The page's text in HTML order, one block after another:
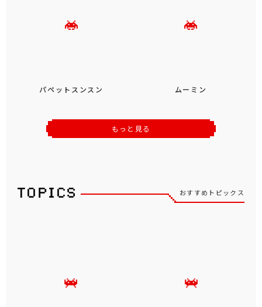
パペットスンスン ムーミン
もっと見る
おすすめトピックス